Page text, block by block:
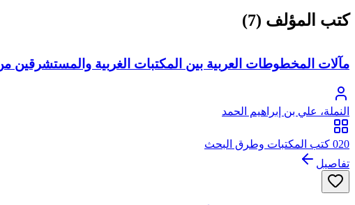
كتب المؤلف (7)
مآلات المخطوطات العربية بين المكتبات الغربية والمستشرقين
النملة، علي بن إبراهيم الحمد
020 كتب المكتبات وطرق البحث
تفاصيل